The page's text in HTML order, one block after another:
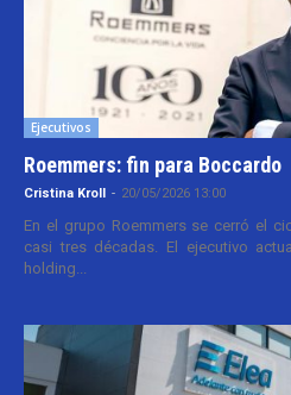
Ejecutivos
Roemmers: fin para Boccardo
Cristina Kroll - 20/05/2026 13:00
En el grupo Roemmers se cerró el
casi tres décadas. El ejecutivo
holding...